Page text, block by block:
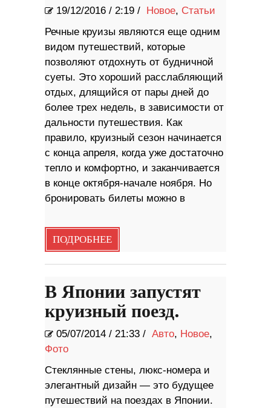
19/12/2016 / 2:19 / Новое, Статьи
Речные круизы являются еще одним
видом путешествий, которые
позволяют отдохнуть от будничной
суеты. Это хороший расслабляющий
отдых, длящийся от пары дней до
более трех недель, в зависимости от
дальности путешествия. Как
правило, круизный сезон начинается
с конца апреля, когда уже достаточно
тепло и комфортно, и заканчивается
в конце октября-начале ноября. Но
бронировать билеты можно в
ПОДРОБНЕЕ
В Японии запустят
круизный поезд.
05/07/2014 / 21:33 / Авто, Новое,
Фото
Стеклянные стены, люкс-номера и
элегантный дизайн — это будущее
путешествий на поездах в Японии.